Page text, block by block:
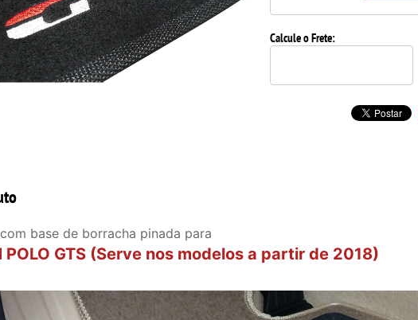
Calcule o Frete:
base de borracha pinada para
POLO GTS (Serve nos modelos a partir de 2018)